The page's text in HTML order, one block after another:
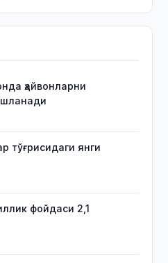
ҳайвонларни
тўғрисидаги янги
фойдаси 2,1